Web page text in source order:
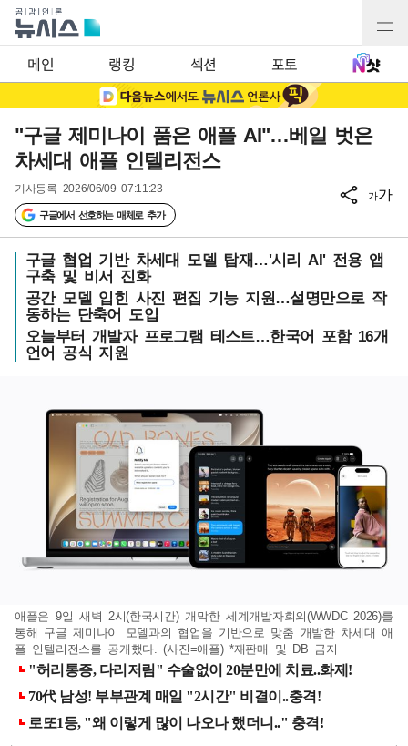
메인 랭킹 섹션 포토
"구글 제미나이 품은 애플 AI"…베일 벗은
차세대 애플 인텔리전스
기사등록 2026/06/09 07:11:23
구글에서 선호하는 매체로 추가
가가
구글 협업 기반 차세대 모델 탑재…'시리 AI' 전용 앱
구축 및 비서 진화
공간 모델 입힌 사진 편집 기능 지원…설명만으로 작
동하는 단축어 도입
오늘부터 개발자 프로그램 테스트…한국어 포함 16개
언어 공식 지원
애플은 9일 새벽 2시(한국시간) 개막한 세계개발자회의(WWDC 2026)를
통해 구글 제미나이 모델과의 협업을 기반으로 맞춤 개발한 차세대 애
플 인텔리전스를 공개했다. (사진=애플) *재판매 및 DB 금지